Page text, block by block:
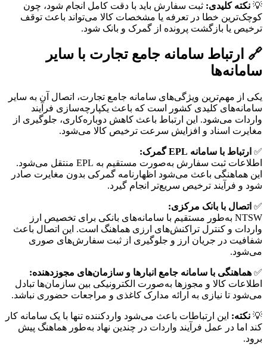
💡 نکته کلیدی: ثبت سفارش باید با دقت کامل انجام شود، چون
کوچک‌ترین خطا در تعرفه یا مشخصات کالا می‌تواند باعث توقف
ترخیص یا بازگشت پرونده از گمرک و بانک شود.
🔗 ارتباط سامانه جامع تجارت با سایر
سامانه‌ها
یکی از مهم‌ترین ویژگی‌های سامانه جامع تجارت، اتصال آن به سایر
سامانه‌های کلیدی کشور است که باعث یکپارچه‌سازی فرآیند
واردات می‌شود. این ارتباط باعث کاهش دوباره‌کاری، جلوگیری از
مغایرت اسناد و افزایش سرعت ترخیص کالا می‌شود.
✅ ارتباط با سامانه EPL گمرک:
اطلاعات ثبت سفارش به‌صورت مستقیم به EPL منتقل می‌شود.
این هماهنگی باعث می‌شود اظهارنامه گمرکی بدون مغایرت صادر
شود و فرآیند ترخیص سریع‌تر انجام گیرد.
✅ اتصال با بانک مرکزی:
NTSW به‌طور مستقیم با سامانه‌های بانکی برای تخصیص ارز
واردات و کنترل تراکنش‌های ارزی هماهنگ است. این اتصال باعث
شفافیت در جریان ارز و جلوگیری از ثبت سفارش‌های صوری
می‌شود.
✅ هماهنگی با سامانه جامع انبارها و سازمان‌های مجوزدهنده:
اطلاعات کالا و مجوزها به‌صورت الکترونیکی بین سازمان‌ها تبادل
می‌شود تا نیازی به ارائه مدارک کاغذی و مراجعات حضوری نباشد.
💡 نکته: این ارتباطات باعث می‌شود واردکننده تنها با یک سامانه کار
کند اما در عمل فرآیند واردات در چندین نهاد به‌طور هماهنگ پیش
برود.